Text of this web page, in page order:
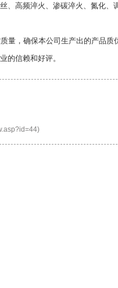
、高频淬火、渗碳淬火、氮化
量，确保本公司生产出的产品
的信赖和好评。